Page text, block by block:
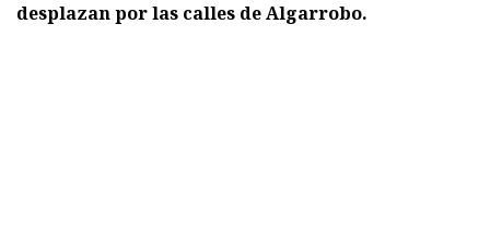
desplazan por las calles de Algarrobo.